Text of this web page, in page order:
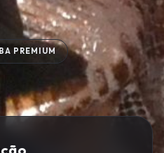
PREMIUM